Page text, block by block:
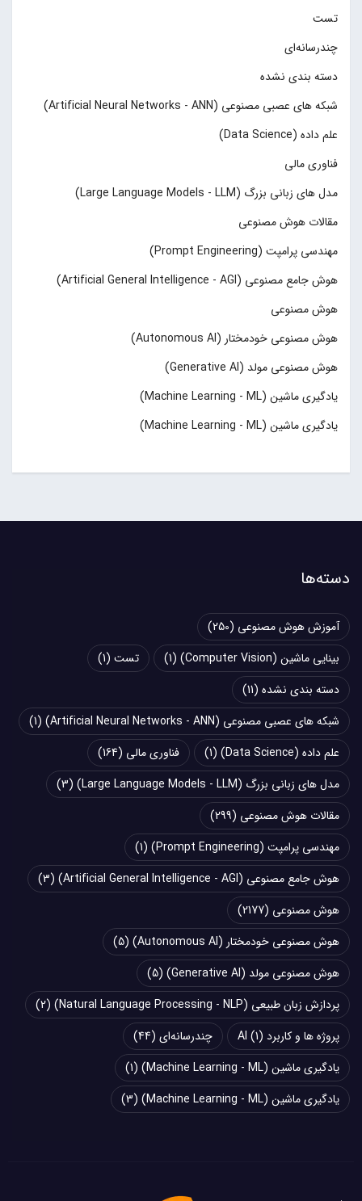
تست
چند‌‌رسانه‌ای
دسته بندی نشده
شبکه های عصبی مصنوعی (Artificial Neural Networks - ANN)
علم داده (Data Science)
فناوری مالی
مدل های زبانی بزرگ (Large Language Models - LLM)
مقالات هوش مصنوعی
مهندسی پرامپت (Prompt Engineering)
هوش جامع مصنوعی (Artificial General Intelligence - AGI)
هوش مصنوعی
هوش مصنوعی خودمختار (Autonomous AI)
هوش مصنوعی مولد (Generative AI)
یادگیری ماشین (Machine Learning - ML)
یادگیری ماشین (Machine Learning - ML)
دسته‌ها
آموزش هوش مصنوعی (250)
بینایی ماشین (Computer Vision)
(1) تست (1)
دسته بندی نشده (11)
شبکه های عصبی مصنوعی (Artificial Neural Networks - ANN)
(1)
علم داده (Data Science)
(1) فناوری مالی (164)
مدل های زبانی بزرگ (Large Language Models - LLM)
(3)
مقالات هوش مصنوعی (299)
مهندسی پرامپت (Prompt Engineering)
(1)
هوش جامع مصنوعی (Artificial General Intelligence - AGI)
(3)
هوش مصنوعی (2177)
هوش مصنوعی خودمختار (Autonomous AI)
(5)
هوش مصنوعی مولد (Generative AI)
(5)
پردازش زبان طبیعی (Natural Language Processing - NLP)
(2)
پروژه ها و کاربرد AI (1) چند‌‌رسانه‌ای (44)
یادگیری ماشین (Machine Learning - ML)
(1)
یادگیری ماشین (Machine Learning - ML)
(3)